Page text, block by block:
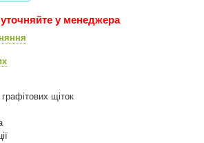
у менеджера
щіток